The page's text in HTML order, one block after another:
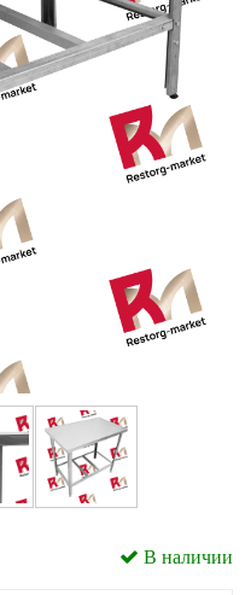
В наличии